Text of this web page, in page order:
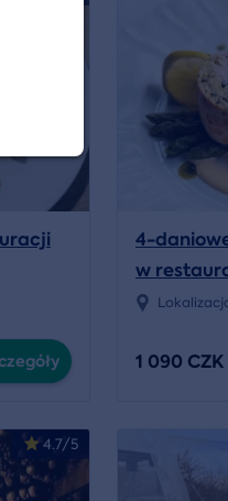
4-
w
Liberec
1 090 CZK
4.7/5